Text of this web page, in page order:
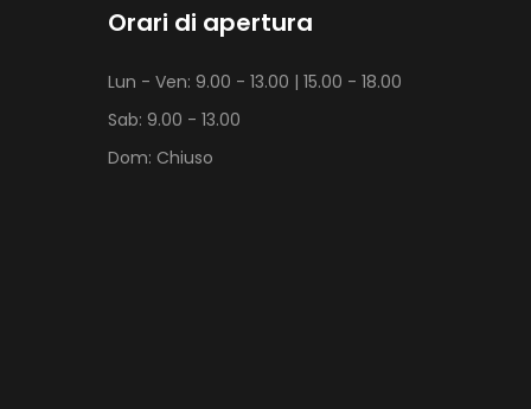
Orari di apertura
Lun - Ven: 9.00 - 13.00 | 15.00 - 18.00
Sab: 9.00 - 13.00
Dom: Chiuso